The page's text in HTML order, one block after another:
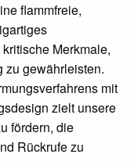
flammfreie,
Merkmale,
zu gewährleisten.
mit
zielt unsere
fördern, die
Rückrufe zu